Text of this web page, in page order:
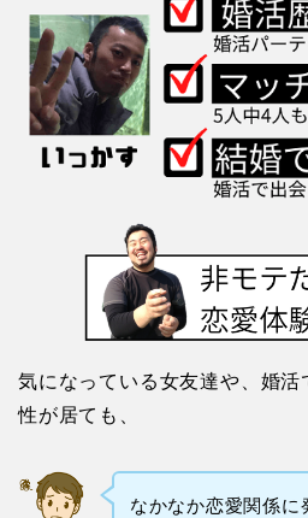
気になっている女友達や、婚
性が居ても、
なかなか恋愛関係